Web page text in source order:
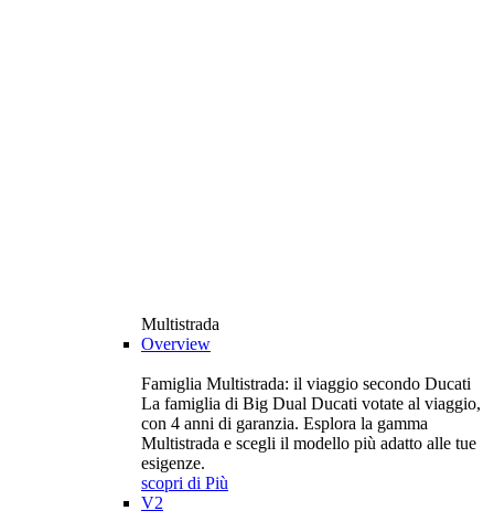
Multistrada
Overview
Famiglia Multistrada: il viaggio secondo Ducati
La famiglia di Big Dual Ducati votate al viaggio,
con 4 anni di garanzia. Esplora la gamma
Multistrada e scegli il modello più adatto alle tue
esigenze.
scopri di Più
V2